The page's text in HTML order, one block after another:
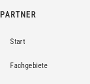
Start
Fachgebiete